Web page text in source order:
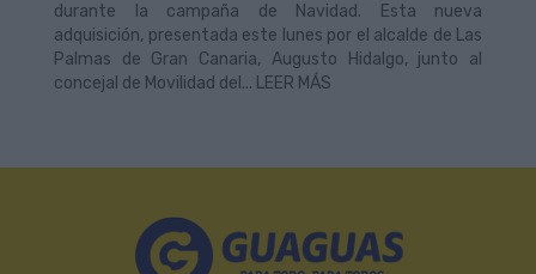
durante la campaña de Navidad. Esta nueva
adquisición, presentada este lunes por el alcalde de Las
Palmas de Gran Canaria, Augusto Hidalgo, junto al
concejal de Movilidad del... LEER MÁS